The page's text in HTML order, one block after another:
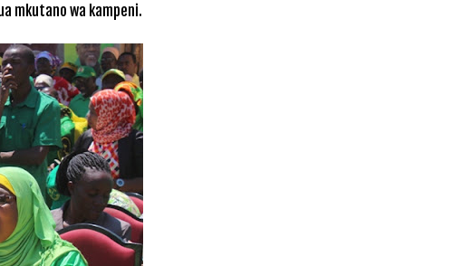
mkutano wa kampeni.